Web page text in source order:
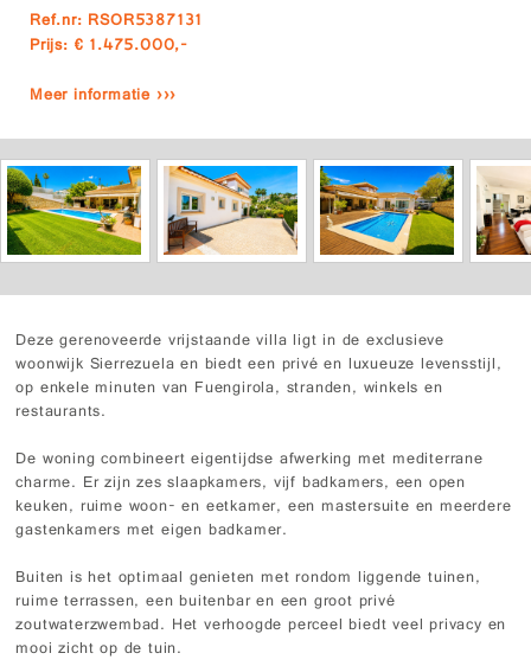
Ref.nr: RSOR5387131
Prijs: € 1.475.000,-
Meer informatie ›››
Deze gerenoveerde vrijstaande villa ligt in de exclusieve
woonwijk Sierrezuela en biedt een privé en luxueuze levensstijl,
op enkele minuten van Fuengirola, stranden, winkels en
restaurants.
De woning combineert eigentijdse afwerking met mediterrane
charme. Er zijn zes slaapkamers, vijf badkamers, een open
keuken, ruime woon- en eetkamer, een mastersuite en meerdere
gastenkamers met eigen badkamer.
Buiten is het optimaal genieten met rondom liggende tuinen,
ruime terrassen, een buitenbar en een groot privé
zoutwaterzwembad. Het verhoogde perceel biedt veel privacy en
mooi zicht op de tuin.